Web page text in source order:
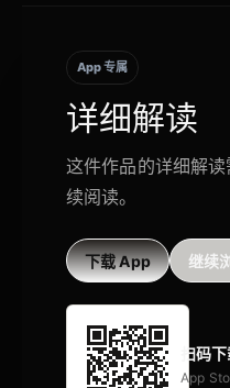
App 专属
详细解读
这件作品的详细解
续阅读。
下载 App 继续
扫码
App